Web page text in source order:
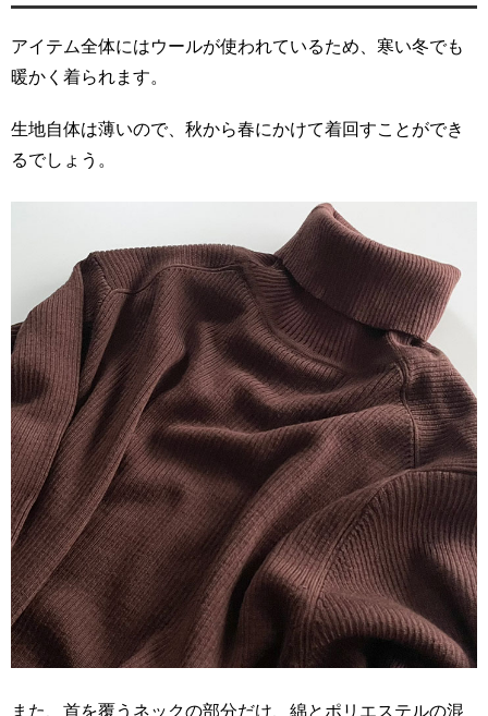
アイテム全体にはウールが使われているため、寒い冬でも
暖かく着られます。
生地自体は薄いので、秋から春にかけて着回すことができ
るでしょう。
また、首を覆うネックの部分だけ、綿とポリエステルの混